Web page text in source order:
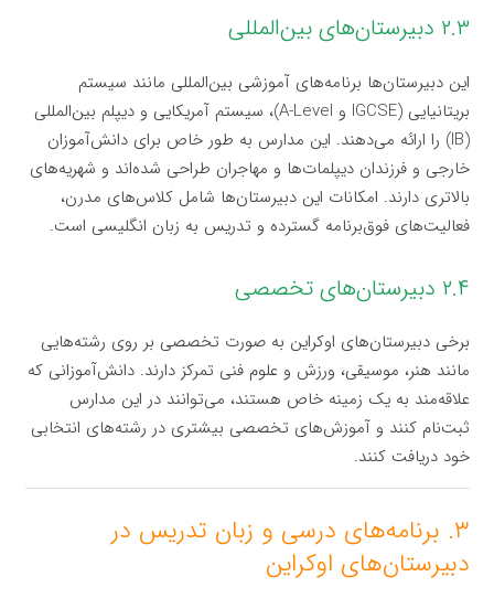
۲.۳ دبیرستان‌های بین‌المللی
این دبیرستان‌ها برنامه‌های آموزشی بین‌المللی مانند سیستم
بریتانیایی (IGCSE و A-Level)، سیستم آمریکایی و دیپلم بین‌المللی
(IB) را ارائه می‌دهند. این مدارس به طور خاص برای دانش‌آموزان
خارجی و فرزندان دیپلمات‌ها و مهاجران طراحی شده‌اند و شهریه‌های
بالاتری دارند. امکانات این دبیرستان‌ها شامل کلاس‌های مدرن،
فعالیت‌های فوق‌برنامه گسترده و تدریس به زبان انگلیسی است.
۲.۴ دبیرستان‌های تخصصی
برخی دبیرستان‌های اوکراین به صورت تخصصی بر روی رشته‌هایی
مانند هنر، موسیقی، ورزش و علوم فنی تمرکز دارند. دانش‌آموزانی که
علاقه‌مند به یک زمینه خاص هستند، می‌توانند در این مدارس
ثبت‌نام کنند و آموزش‌های تخصصی بیشتری در رشته‌های انتخابی
خود دریافت کنند.
۳. برنامه‌های درسی و زبان تدریس در
دبیرستان‌های اوکراین